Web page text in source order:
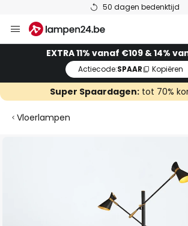
50 dagen bedenktijd
naar
EXTRA 11% vanaf €109 & 14%
Actiecode:SPAAR Kopiëren
Super Spaardagen: tot 70%
Vloerlampen